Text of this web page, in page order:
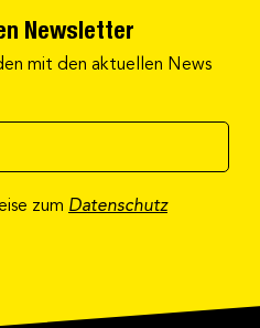
Newsletter
mit den aktuellen News
zum Datenschutz